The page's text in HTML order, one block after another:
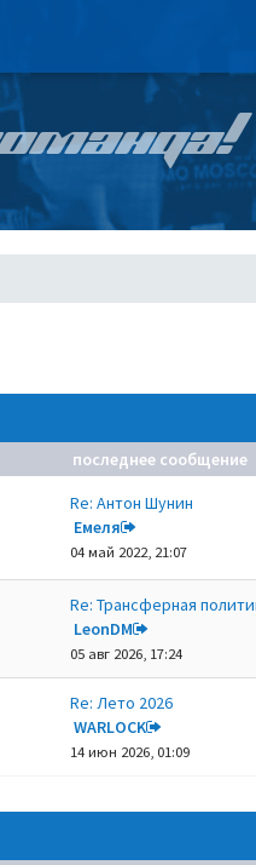
последнее сообщение
Re: Антон Шунин
Емеля
04 май 2022, 21:07
Re: Трансферная
LeonDM
05 авг 2026, 17:24
Re: Лето 2026
WARLOCK
14 июн 2026, 01:09